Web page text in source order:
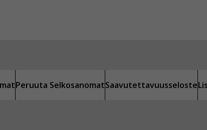
Peruuta SelkosanomatSaavutettavuusseloste